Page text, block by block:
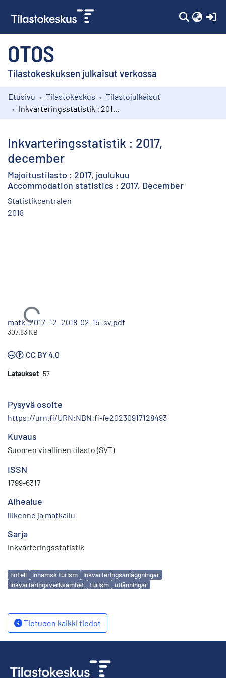
OTOS
Tilastokeskuksen julkaisut verkossa
Kokoelmat
Etusivu Tilastokeskus
Tilastojulkaisut
Inkvarteringsstatistik : 2017,
december
Majoitustilasto : 2017, joulukuu
Accommodation statistics : 2017, December
Statistikcentralen
2018
Ladataan...
matk_2017_12_2018-02-15_sv.pdf
307.83 KB
CC BY 4.0
Lataukset 57
Pysyvä osoite
https://urn.fi/URN:NBN:fi-fe20230917128493
Kuvaus
Suomen virallinen tilasto (SVT)
ISSN
1799-6317
Aihealue
liikenne ja matkailu
Sarja
Inkvarteringsstatistik
Avainsanat
hotell inhemsk turism
inkvarteringsanläggningar
inkvarteringsverksamhet
turism utlänningar
Tietueen kaikki tiedot